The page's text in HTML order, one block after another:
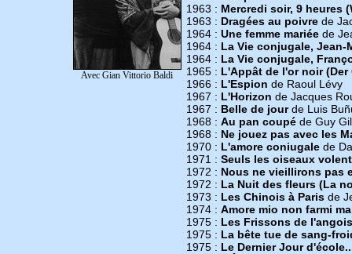
Avec Gian Vittorio Baldi
1963 : Mercredi soir, 9 heures
1963 : Dragées au poivre de
1964 : Une femme mariée de
1964 : La Vie conjugale, Jean-
1964 : La Vie conjugale,
1965 : L'Appât de l'or noir (Der
1966 : L'Espion de Raoul Lévy
1967 : L'Horizon de Jacques
1967 : Belle de jourde Luis
1968 : Au pan coupé de Guy
1968 : Ne jouez pas avec les
1970 : L'amore coniugale de
1971 : Seuls les oiseaux
1972 : Nous ne vieillirons pas
1972 : La Nuit des fleurs (La
1973 : Les Chinois à Paris de
1974 : Amore mio non farmi
1975 : Les Frissons de
1975 : La bête tue de sang-
1975 : Le Dernier Jour